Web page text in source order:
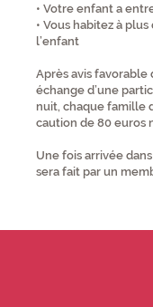
• Votre enfant a
• Vous habitez à
l’enfant
Après avis
échange d’une
nuit, chaque famille
caution de 80 euros
Une fois arrivée
sera fait par un